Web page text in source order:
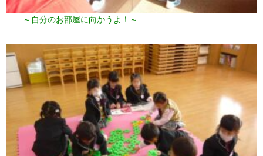
～自分のお部屋に向かうよ！～